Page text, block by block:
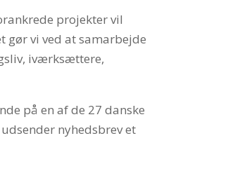
projekter vil
gør vi ved at samarbejde
iværksættere,
på en af de 27 danske
nyhedsbrev et